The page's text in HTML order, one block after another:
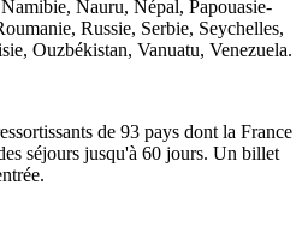
Nauru, Népal, Papouasie-
Russie, Serbie, Seychelles,
Ouzbékistan, Vanuatu, Venezuela.
de 93 pays dont la France
séjours jusqu'à 60 jours. Un billet